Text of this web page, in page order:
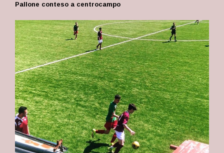
Pallone conteso a centrocampo